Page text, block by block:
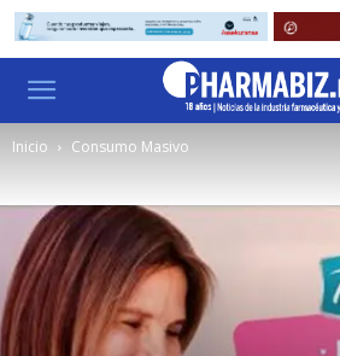
Inicio Consumo Masivo